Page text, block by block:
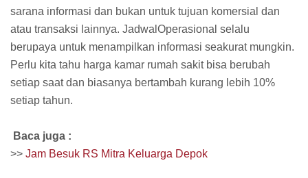
sarana informasi dan bukan untuk tujuan komersial dan
atau transaksi lainnya. JadwalOperasional selalu
berupaya untuk menampilkan informasi seakurat mungkin.
Perlu kita tahu harga kamar rumah sakit bisa berubah
setiap saat dan biasanya bertambah kurang lebih 10%
setiap tahun.
Baca juga :
>> Jam Besuk RS Mitra Keluarga Depok